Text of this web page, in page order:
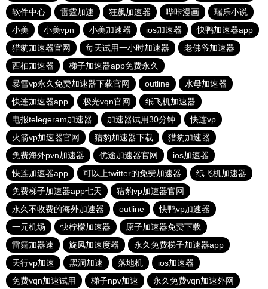
软件中心
雷霆加速 狂飙加速器 哔咔漫画
瑞乐小说
小美
小美vpn 小美加速器 ios加速器
快鸭加速器app
猎豹加速器官网
每天试用一小时加速器
老佛爷加速器
西柚加速器
梯子加速器app免费永久
暴雪vp永久免费加速器下载官网
outline
水母加速器
快连加速器app
极光vqn官网
纸飞机加速器
电报telegeram加速器
加速器试用30分钟
快连vp
火箭vp加速器官网
猎豹加速器下载
猎豹加速器
免费海外pvn加速器
优途加速器官网
ios加速器
快连加速器app
可以上twitter的免费加速器
纸飞机加速器
免费梯子加速器app七天
猎豹vp加速器官网
永久不收费的海外加速器
outline
快鸭vp加速器
一元机场
快柠檬加速器
原子加速器免费下载
雷霆加器速
旋风加速度器
永久免费梯子加速器app
天行vp加速
黑洞加速 落地机
ios加速器
免费vqn加速试用
梯子npv加速 永久免费vqn加速外网